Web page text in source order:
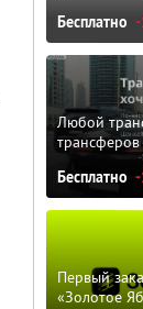
Бесплатно
Любой
Бесплатно
Первый
«Золотое